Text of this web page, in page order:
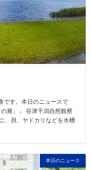
です。本日のニュースで
展」」 谷津干潟自然観察
、貝、ヤドカリなどを水槽
本日のニュース